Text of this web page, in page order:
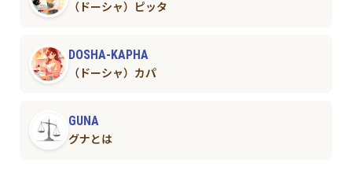
（ドーシャ）ピッタ
DOSHA-KAPHA
（ドーシャ）カパ
GUNA
グナとは